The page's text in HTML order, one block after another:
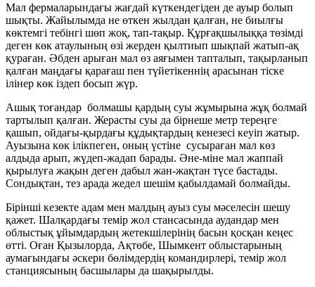
Мал фермаларындағы жағдай күткендегіден де ауыр болып
шықты. Жайылымда не өткен жылдан қалған, не биылғы
көктемгі тебінгі шөп жоқ, тап-тақыр. Құрғақшылыққа төзімді
деген көк атаулының өзі жерден қылтиып шықпай жатып-ақ
қураған. Әбден арыған мал өз аяғымен тапталып, тақырланып
қалған маңдағы қарағаш пен түйетікеннің арасынан тіске
ілінер көк іздеп босып жүр.
Ашық тоғандар болмашы қардың суы жұмырына жұқ болмай
тартылып қалған. Жерасты суы да бірнеше метр тереңге
қашып, ойдағы-қырдағы құдықтардың кенезесі кеуіп жатыр.
Ауызына көк ілікпеген, оның үстіне сусыраған мал көз
алдыда арып, жүдеп-жадап барады. Әне-міне мал жаппай
қырылуға жақын деген дабыл жан-жақтан түсе бастады.
Сондықтан, тез арада жедел шешім қабылдамай болмайды.
Бірінші кезекте адам мен малдың ауыз суы мәселесін шешу
қажет. Шалқардағы темір жол стансасында аудандар мен
облыстық ұйымдардың жетекшілерінің басын қосқан кеңес
өтті. Оған Қызылорда, Ақтөбе, Шымкент облыстарының
аумағындағы әскери бөлімдердің командирлері, темір жол
станциясының басшылары да шақырылды.